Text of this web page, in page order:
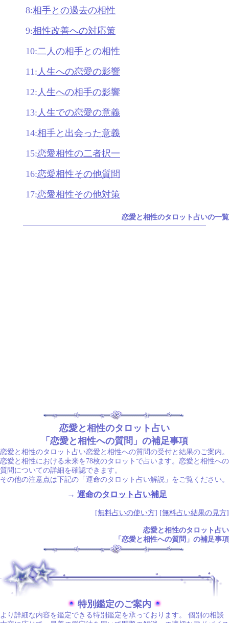
8:相手との過去の相性
9:相性改善への対応策
10:二人の相手との相性
11: 人生への恋愛の影響
12: 人生への相手の影響
13: 人生での恋愛の意義
14:相手と出会った意義
15:恋愛相性の二者択一
16:恋愛相性その他質問
17:恋愛相性その他対策
恋愛と相性のタロット占いの一覧
恋愛と相性のタロット占い
「恋愛と相性への質問」の補足事項
恋愛と相性のタロット占い恋愛と相性への質問の受付と結果のご案内。
恋愛と相性における未来を78枚のタロットで占います。恋愛と相性への
質問についての詳細を確認できます。
その他の注意点は下記の「運命のタロット占い解説」をご覧ください。
→ 運命のタロット占い補足
[無料占いの使い方] [無料占い結果の見方]
恋愛と相性のタロット占い
「恋愛と相性への質問」の補足事項
特別鑑定のご案内
より詳細な内容を鑑定できる特別鑑定を承っております。 個別の相談